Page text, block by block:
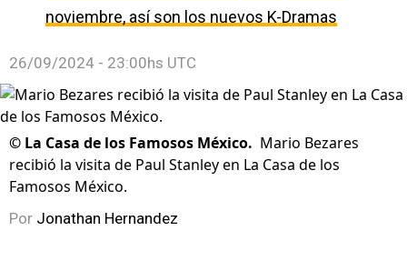
noviembre, así son los nuevos K-Dramas
26/09/2024 - 23:00hs UTC
© La Casa de los Famosos México. Mario Bezares
recibió la visita de Paul Stanley en La Casa de los
Famosos México.
Por Jonathan Hernandez